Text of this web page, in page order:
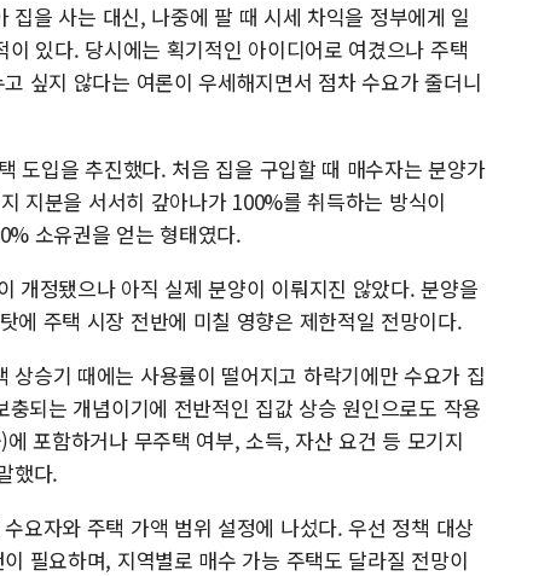
을 사는 대신, 나중에 팔 때 시세 차익을 정부에게 일
있다. 당시에는 획기적인 아이디어로 여겼으나 주택
싶지 않다는 여론이 우세해지면서 점차 수요가 줄더니
도입을 추진했다. 처음 집을 구입할 때 매수자는 분양가
지분을 서서히 갚아나가 100%를 취득하는 방식이
소유권을 얻는 형태였다.
개정됐으나 아직 실제 분양이 이뤄지진 않았다. 분양을
에 주택 시장 전반에 미칠 영향은 제한적일 전망이다.
승기 때에는 사용률이 떨어지고 하락기에만 수요가 집
되는 개념이기에 전반적인 집값 상승 원인으로도 작용
포함하거나 무주택 여부, 소득, 자산 요건 등 모기지
했다.
요자와 주택 가액 범위 설정에 나섰다. 우선 정책 대상
필요하며, 지역별로 매수 가능 주택도 달라질 전망이